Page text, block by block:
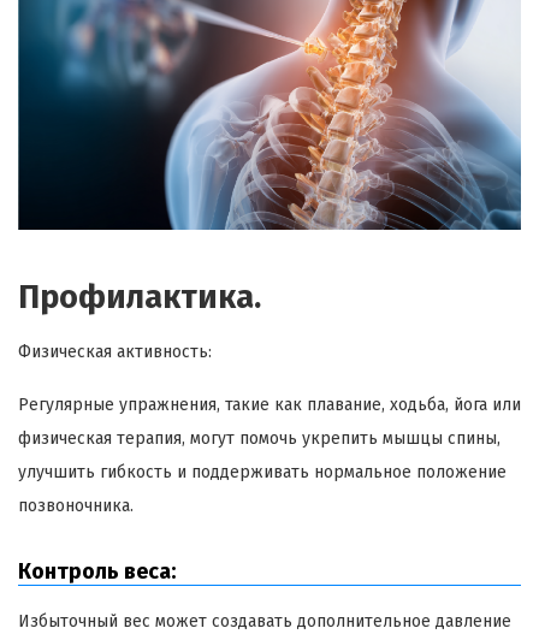
Профилактика.
Физическая активность:
Регулярные упражнения, такие как плавание, ходьба, йога или
физическая терапия, могут помочь укрепить мышцы спины,
улучшить гибкость и поддерживать нормальное положение
позвоночника.
Контроль веса:
Избыточный вес может создавать дополнительное давление